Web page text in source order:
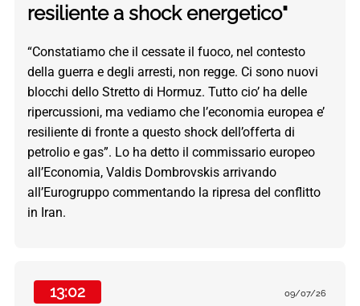
resiliente a shock energetico"
“Constatiamo che il cessate il fuoco, nel contesto
della guerra e degli arresti, non regge. Ci sono nuovi
blocchi dello Stretto di Hormuz. Tutto cio’ ha delle
ripercussioni, ma vediamo che l’economia europea e’
resiliente di fronte a questo shock dell’offerta di
petrolio e gas”. Lo ha detto il commissario europeo
all’Economia, Valdis Dombrovskis arrivando
all’Eurogruppo commentando la ripresa del conflitto
in Iran.
13:02 09/07/26